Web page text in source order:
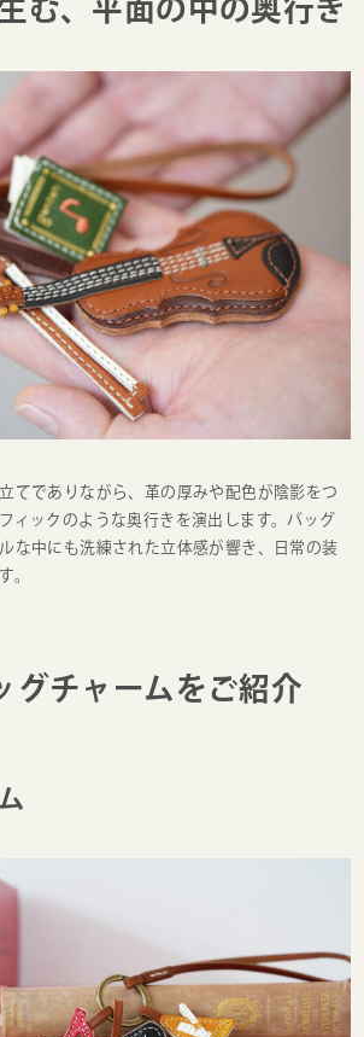
む、平面の中の奥行き
てでありながら、革の厚みや配色が陰影をつ
ィックのような奥行きを演出します。バッグ
な中にも洗練された立体感が響き、日常の装
。
グチャームをご紹介